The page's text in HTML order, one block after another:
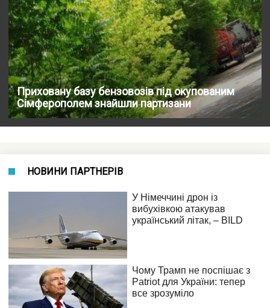
Приховану базу бензовозів під окупованим
Сімферополем знайшли партизани
НОВИНИ ПАРТНЕРІВ